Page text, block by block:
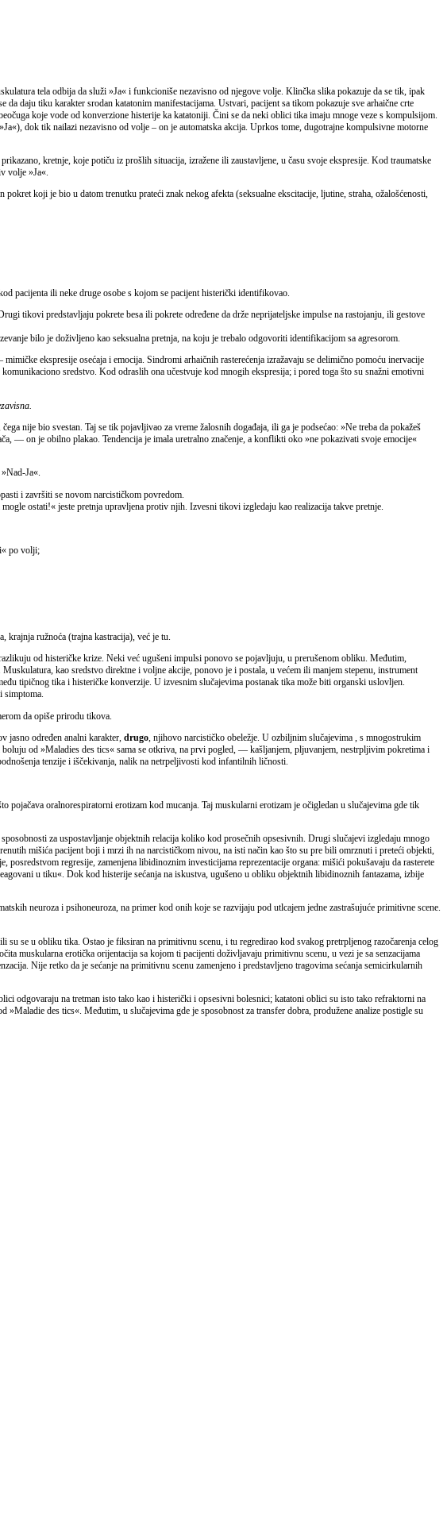
tela odbija da služi »Ja« i funkcioniše nezavisno od njegove volje. Klinčka slika pokazuje da se tik, ipak
daju tiku karakter srodan katatonim manifestacijama. Ustvari, pacijent sa tikom pokazuje sve arhaične crte
koje vode od konverzione histerije ka katatoniji. Čini se da neki oblici tika imaju mnoge veze s kompulsijom.
dok tik nailazi nezavisno od volje – on je automatska akcija. Uprkos tome, dugotrajne kompulsivne motorne
kretnje, koje potiču iz prošlih situacija, izražene ili zaustavljene, u času svoje ekspresije. Kod traumatske
volje »Ja«.
koji je bio u datom trenutku prateći znak nekog afekta (seksualne ekscitacije, ljutine, straha, ožalošćenosti,
pacijenta ili neke druge osobe s kojom se pacijent histerički identifikovao.
tikovi predstavljaju pokrete besa ili pokrete određene da drže neprijateljske impulse na rastojanju, ili gestove
bilo je doživljeno kao seksualna pretnja, na koju je trebalo odgovoriti identifikacijom sa agresorom.
ekspresije osećaja i emocija. Sindromi arhaičnih rasterećenja izražavaju se delimično pomoću inervacije
sredstvo. Kod odraslih ona učestvuje kod mnogih ekspresija; i pored toga što su snažni emotivni
nije bio svestan. Taj se tik pojavljivao za vreme žalosnih događaja, ili ga je podsećao: »Ne treba da pokažeš
— on je obilno plakao. Tendencija je imala uretralno značenje, a konflikti oko »ne pokazivati svoje emocije«
Ja«.
i završiti se novom narcističkom povredom.
ostati!« jeste pretnja upravljena protiv njih. Izvesni tikovi izgledaju kao realizacija takve pretnje.
po volji;
krajnja ružnoća (trajna kastracija), već je tu.
od histeričke krize. Neki već ugušeni impulsi ponovo se pojavljuju, u prerušenom obliku. Međutim,
kao sredstvo direktne i voljne akcije, ponovo je i postala, u većem ili manjem stepenu, instrument
tipičnog tika i histeričke konverzije. U izvesnim slučajevima postanak tika može biti organski uslovljen.
simptoma.
da opiše prirodu tikova.
jasno određen analni karakter, drugo, njihovo narcističko obeležje. U ozbiljnim slučajevima , s mnogostrukim
od »Maladies des tics« sama se otkriva, na prvi pogled, — kašljanjem, pljuvanjem, nestrpljivim pokretima i
tenzije i iščekivanja, nalik na netrpeljivosti kod infantilnih ličnosti.
oralnorespiratorni erotizam kod mucanja. Taj muskularni erotizam je očigledan u slučajevima gde tik
za uspostavljanje objektnih relacija koliko kod prosečnih opsesivnih. Drugi slučajevi izgledaju mnogo
mišića pacijent boji i mrzi ih na narcističkom nivou, na isti način kao što su pre bili omrznuti i preteći objekti,
regresije, zamenjena libidinoznim investicijama reprezentacije organa: mišići pokušavaju da rasterete
u tiku«. Dok kod histerije sećanja na iskustva, ugušeno u obliku objektnih libidinoznih fantazama, izbije
neuroza i psihoneuroza, na primer kod onih koje se razvijaju pod utlcajem jedne zastrašujuće primitivne scene.
se u obliku tika. Ostao je fiksiran na primitivnu scenu, i tu regredirao kod svakog pretrpljenog razočarenja celog
muskularna erotička orijentacija sa kojom ti pacijenti doživljavaju primitivnu scenu, u vezi je sa senzacijama
Nije retko da je sećanje na primitivnu scenu zamenjeno i predstavljeno tragovima sećanja semicirkularnih
odgovaraju na tretman isto tako kao i histerički i opsesivni bolesnici; katatoni oblici su isto tako refraktorni na
des tics«. Međutim, u slučajevima gde je sposobnost za transfer dobra, produžene analize postigle su